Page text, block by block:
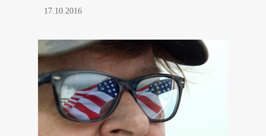
17.10.2016